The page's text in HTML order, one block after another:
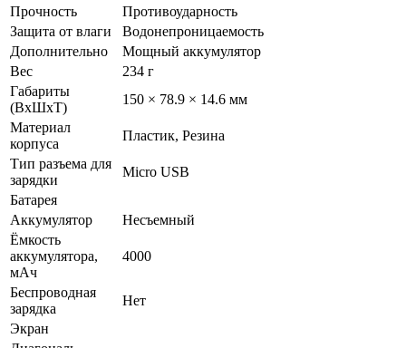
Прочность
Противоударность
Защита от влаги
Водонепроницаемость
Дополнительно
Мощный аккумулятор
Вес
234 г
Габариты
(ВxШxТ)
150 × 78.9 × 14.6 мм
Материал
корпуса
Пластик, Резина
Тип разъема для
зарядки
Micro USB
Батарея
Аккумулятор
Несъемный
Ёмкость
аккумулятора,
мАч
4000
Беспроводная
зарядка
Нет
Экран